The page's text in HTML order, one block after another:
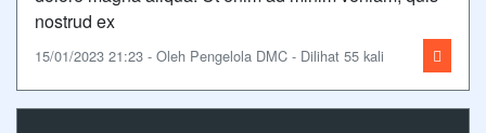
nostrud ex
15/01/2023 21:23 - Oleh Pengelola DMC - Dilihat 55 kali